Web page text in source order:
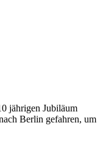
jährigen Jubiläum
Berlin gefahren, um